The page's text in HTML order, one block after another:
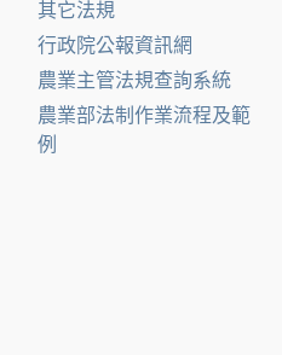
其它法規
行政院公報資訊網
農業主管法規查詢系統
農業部法制作業流程及範
例